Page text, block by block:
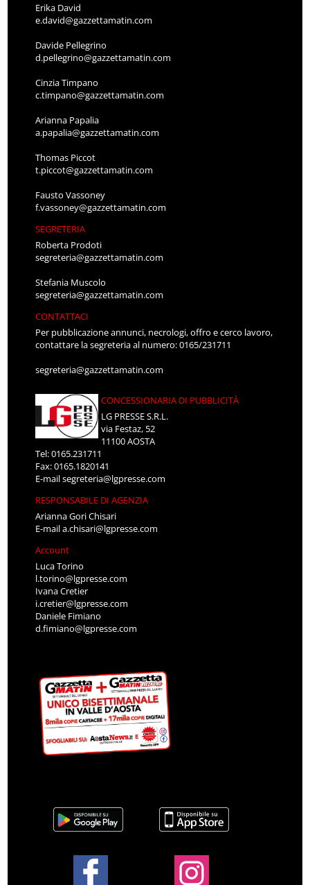
Erika David
e.david@gazzettamatin.com
Davide Pellegrino
d.pellegrino@gazzettamatin.com
Cinzia Timpano
c.timpano@gazzettamatin.com
Arianna Papalia
a.papalia@gazzettamatin.com
Thomas Piccot
t.piccot@gazzettamatin.com
Fausto Vassoney
f.vassoney@gazzettamatin.com
SEGRETERIA
Roberta Prodoti
segreteria@gazzettamatin.com
Stefania Muscolo
segreteria@gazzettamatin.com
CONTATTACI
Per pubblicazione annunci, necrologi, offro e cerco lavoro,
contattare la segreteria al numero: 0165/231711
segreteria@gazzettamatin.com
CONCESSIONARIA DI PUBBLICITÀ
LG PRESSE S.R.L.
via Festaz, 52
11100 AOSTA
Tel: 0165.231711
Fax: 0165.1820141
E-mailsegreteria@lgpresse.com
RESPONSABILE DI AGENZIA
Arianna Gori Chisari
E-maila.chisari@lgpresse.com
Account
Luca Torino
l.torino@lgpresse.com
Ivana Cretier
i.cretier@lgpresse.com
Daniele Fimiano
d.fimiano@lgpresse.com